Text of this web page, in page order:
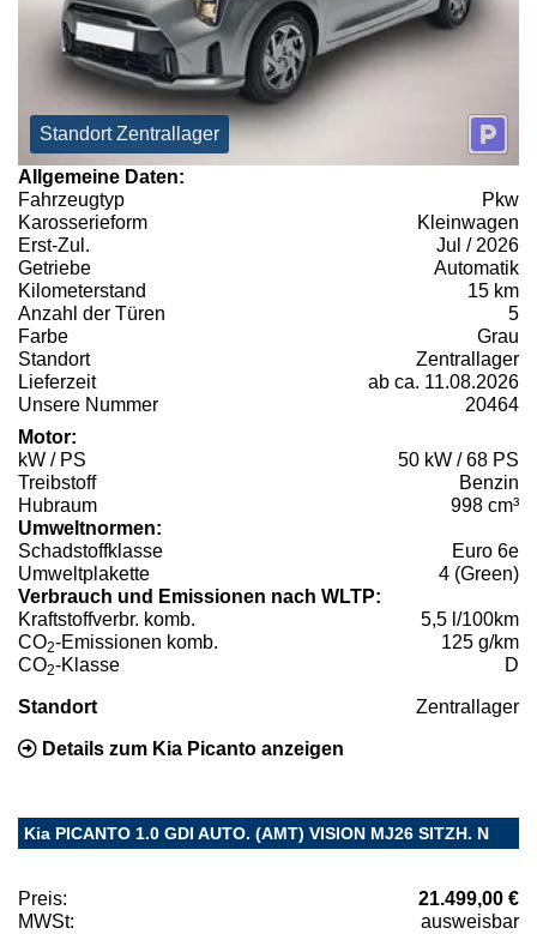
Standort Zentrallager
Allgemeine Daten:
Fahrzeugtyp
Pkw
Karosserieform
Kleinwagen
Erst-Zul.
Jul / 2026
Getriebe
Automatik
Kilometerstand
15 km
Anzahl der Türen
5
Farbe
Grau
Standort
Zentrallager
Lieferzeit
ab ca. 11.08.2026
Unsere Nummer
20464
Motor:
kW / PS
50 kW / 68 PS
Treibstoff
Benzin
Hubraum
998 cm³
Umweltnormen:
Schadstoffklasse
Euro 6e
Umweltplakette
4 (Green)
Verbrauch und Emissionen nach WLTP:
Kraftstoffverbr. komb.
5,5 l/100km
CO2-Emissionen komb.
125 g/km
CO2-Klasse D
Standort Zentrallager
Details zum Kia Picanto anzeigen
Kia PICANTO 1.0 GDI AUTO. (AMT) VISION MJ26 SITZH. N
Preis:
21.499,00 €
MWSt:
ausweisbar